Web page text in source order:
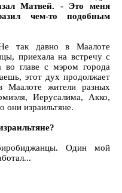
Матвей. - Это меня
чем-то подобным
так давно в Маалоте
приехала на встречу с
во главе с мэром города
этот дух продолжает
Маалоте жители разных
Иерусалима, Акко,
они израильтяне.
Один мой